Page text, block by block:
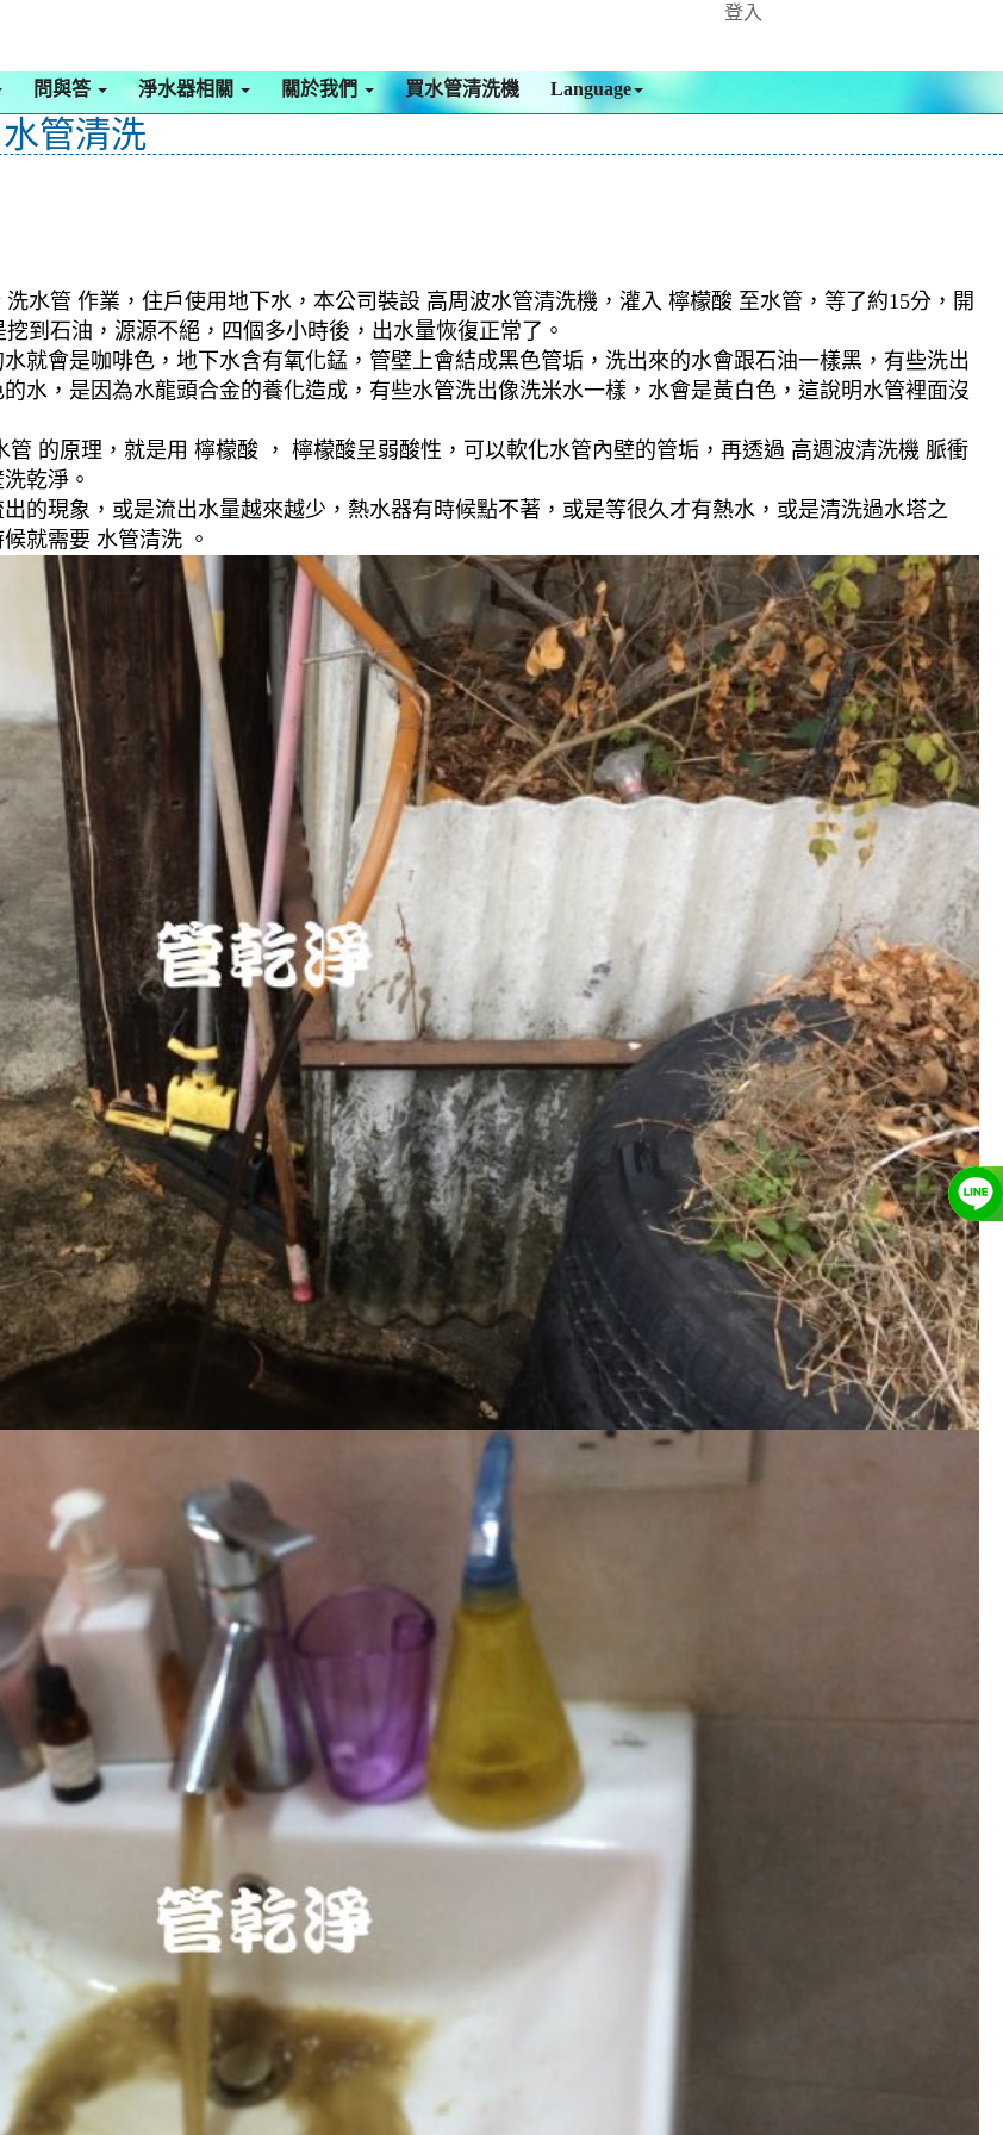
登入
問與答 淨水器相關 關於我們 買水管清洗機 Language
管清洗
水管 作業，住戶使用地下水，本公司裝設 高周波水管清洗機，灌入 檸檬酸 至水管，等了約15分，開
到石油，源源不絕，四個多小時後，出水量恢復正常了。
就會是咖啡色，地下水含有氧化錳，管壁上會結成黑色管垢，洗出來的水會跟石油一樣黑，有些洗出
水，是因為水龍頭合金的養化造成，有些水管洗出像洗米水一樣，水會是黃白色，這說明水管裡面沒
的原理，就是用 檸檬酸 ， 檸檬酸呈弱酸性，可以軟化水管內壁的管垢，再透過 高週波清洗機 脈衝
乾淨。
的現象，或是流出水量越來越少，熱水器有時候點不著，或是等很久才有熱水，或是清洗過水塔之
就需要 水管清洗 。